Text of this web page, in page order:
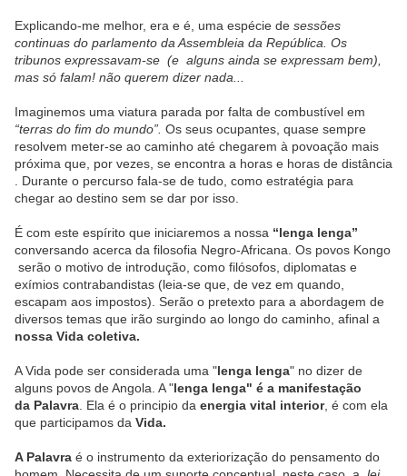
Explicando-me melhor, era e é, uma espécie de sessões
continuas do parlamento da Assembleia da República. Os
tribunos expressavam-se (e alguns ainda se expressam bem),
mas só falam! não querem dizer nada...
Imaginemos uma viatura parada por falta de combustível em
“terras do fim do mundo”. Os seus ocupantes, quase sempre
resolvem meter-se ao caminho até chegarem à povoação mais
próxima que, por vezes, se encontra a horas e horas de distância
. Durante o percurso fala-se de tudo, como estratégia para
chegar ao destino sem se dar por isso.
É com este espírito que iniciaremos a nossa “lenga lenga”
conversando acerca da filosofia Negro-Africana. Os povos Kongo
serão o motivo de introdução, como filósofos, diplomatas e
exímios contrabandistas (leia-se que, de vez em quando,
escapam aos impostos). Serão o pretexto para a abordagem de
diversos temas que irão surgindo ao longo do caminho, afinal a
nossa Vida coletiva.
A Vida pode ser considerada uma "lenga lenga" no dizer de
alguns povos de Angola. A "lenga lenga" é a manifestação
da Palavra . Ela é o principio da energia vital interior, é com ela
que participamos da Vida.
A Palavra é o instrumento da exteriorização do pensamento do